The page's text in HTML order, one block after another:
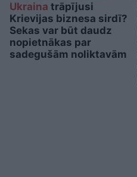
Ukraina trāpījusi
Krievijas biznesa sirdī?
Sekas var būt daudz
nopietnākas par
sadegušām noliktavām